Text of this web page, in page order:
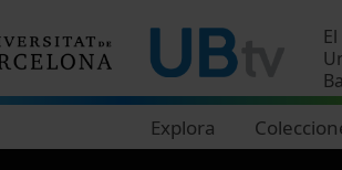
Explora